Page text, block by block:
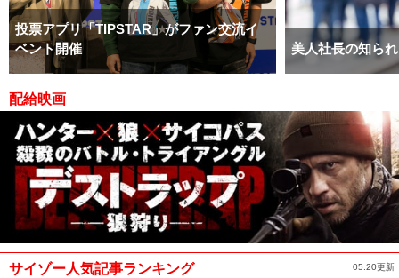
投票アプリ「TIPSTAR」がファン交流イ
ベント開催
美人社長の知ら
配給映画
サイゾー人気記事ランキング 05:20更新